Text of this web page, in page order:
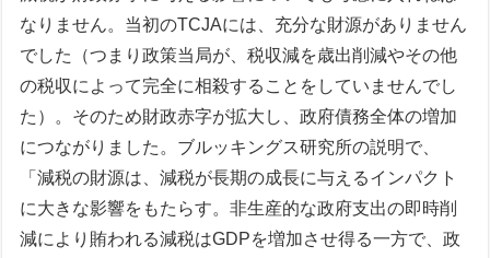
なりません。当初のTCJAには、充分な財源がありません
でした（つまり政策当局が、税収減を歳出削減やその他
の税収によって完全に相殺することをしていませんでし
た）。そのため財政赤字が拡大し、政府債務全体の増加
につながりました。ブルッキングス研究所の説明で、
「減税の財源は、減税が長期の成長に与えるインパクト
に大きな影響をもたらす。非生産的な政府支出の即時削
減により賄われる減税はGDPを増加させ得る一方で、政